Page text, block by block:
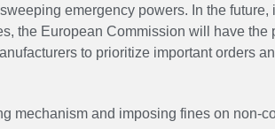
emergency powers. In the future,
the European Commission will have the
to prioritize important orders
mechanism and imposing fines on non-